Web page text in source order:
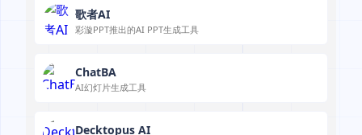
歌者AI
彩漩PPT推出的AI PPT生成工具
ChatBA
AI幻灯片生成工具
Decktopus AI